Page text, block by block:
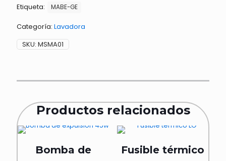
PATAS
LAVADORA
cantidad
Etiqueta: MABE-GE
Categoría: Lavadora
SKU: MSMA01
Productos relacionados
Bomba de
Fusible térmico